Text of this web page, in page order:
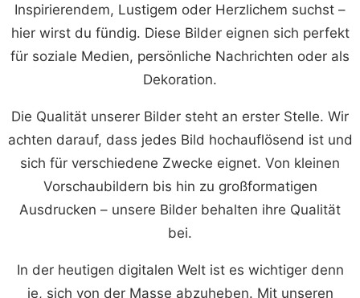
Inspirierendem, Lustigem oder Herzlichem suchst –
hier wirst du fündig. Diese Bilder eignen sich perfekt
für soziale Medien, persönliche Nachrichten oder als
Dekoration.
Die Qualität unserer Bilder steht an erster Stelle. Wir
achten darauf, dass jedes Bild hochauflösend ist und
sich für verschiedene Zwecke eignet. Von kleinen
Vorschaubildern bis hin zu großformatigen
Ausdrucken – unsere Bilder behalten ihre Qualität
bei.
In der heutigen digitalen Welt ist es wichtiger denn
je, sich von der Masse abzuheben. Mit unseren